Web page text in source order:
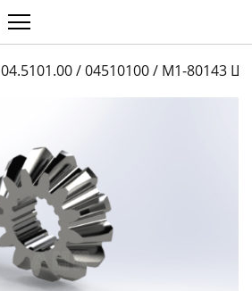
04.5101.00 / 04510100 / М1-80143